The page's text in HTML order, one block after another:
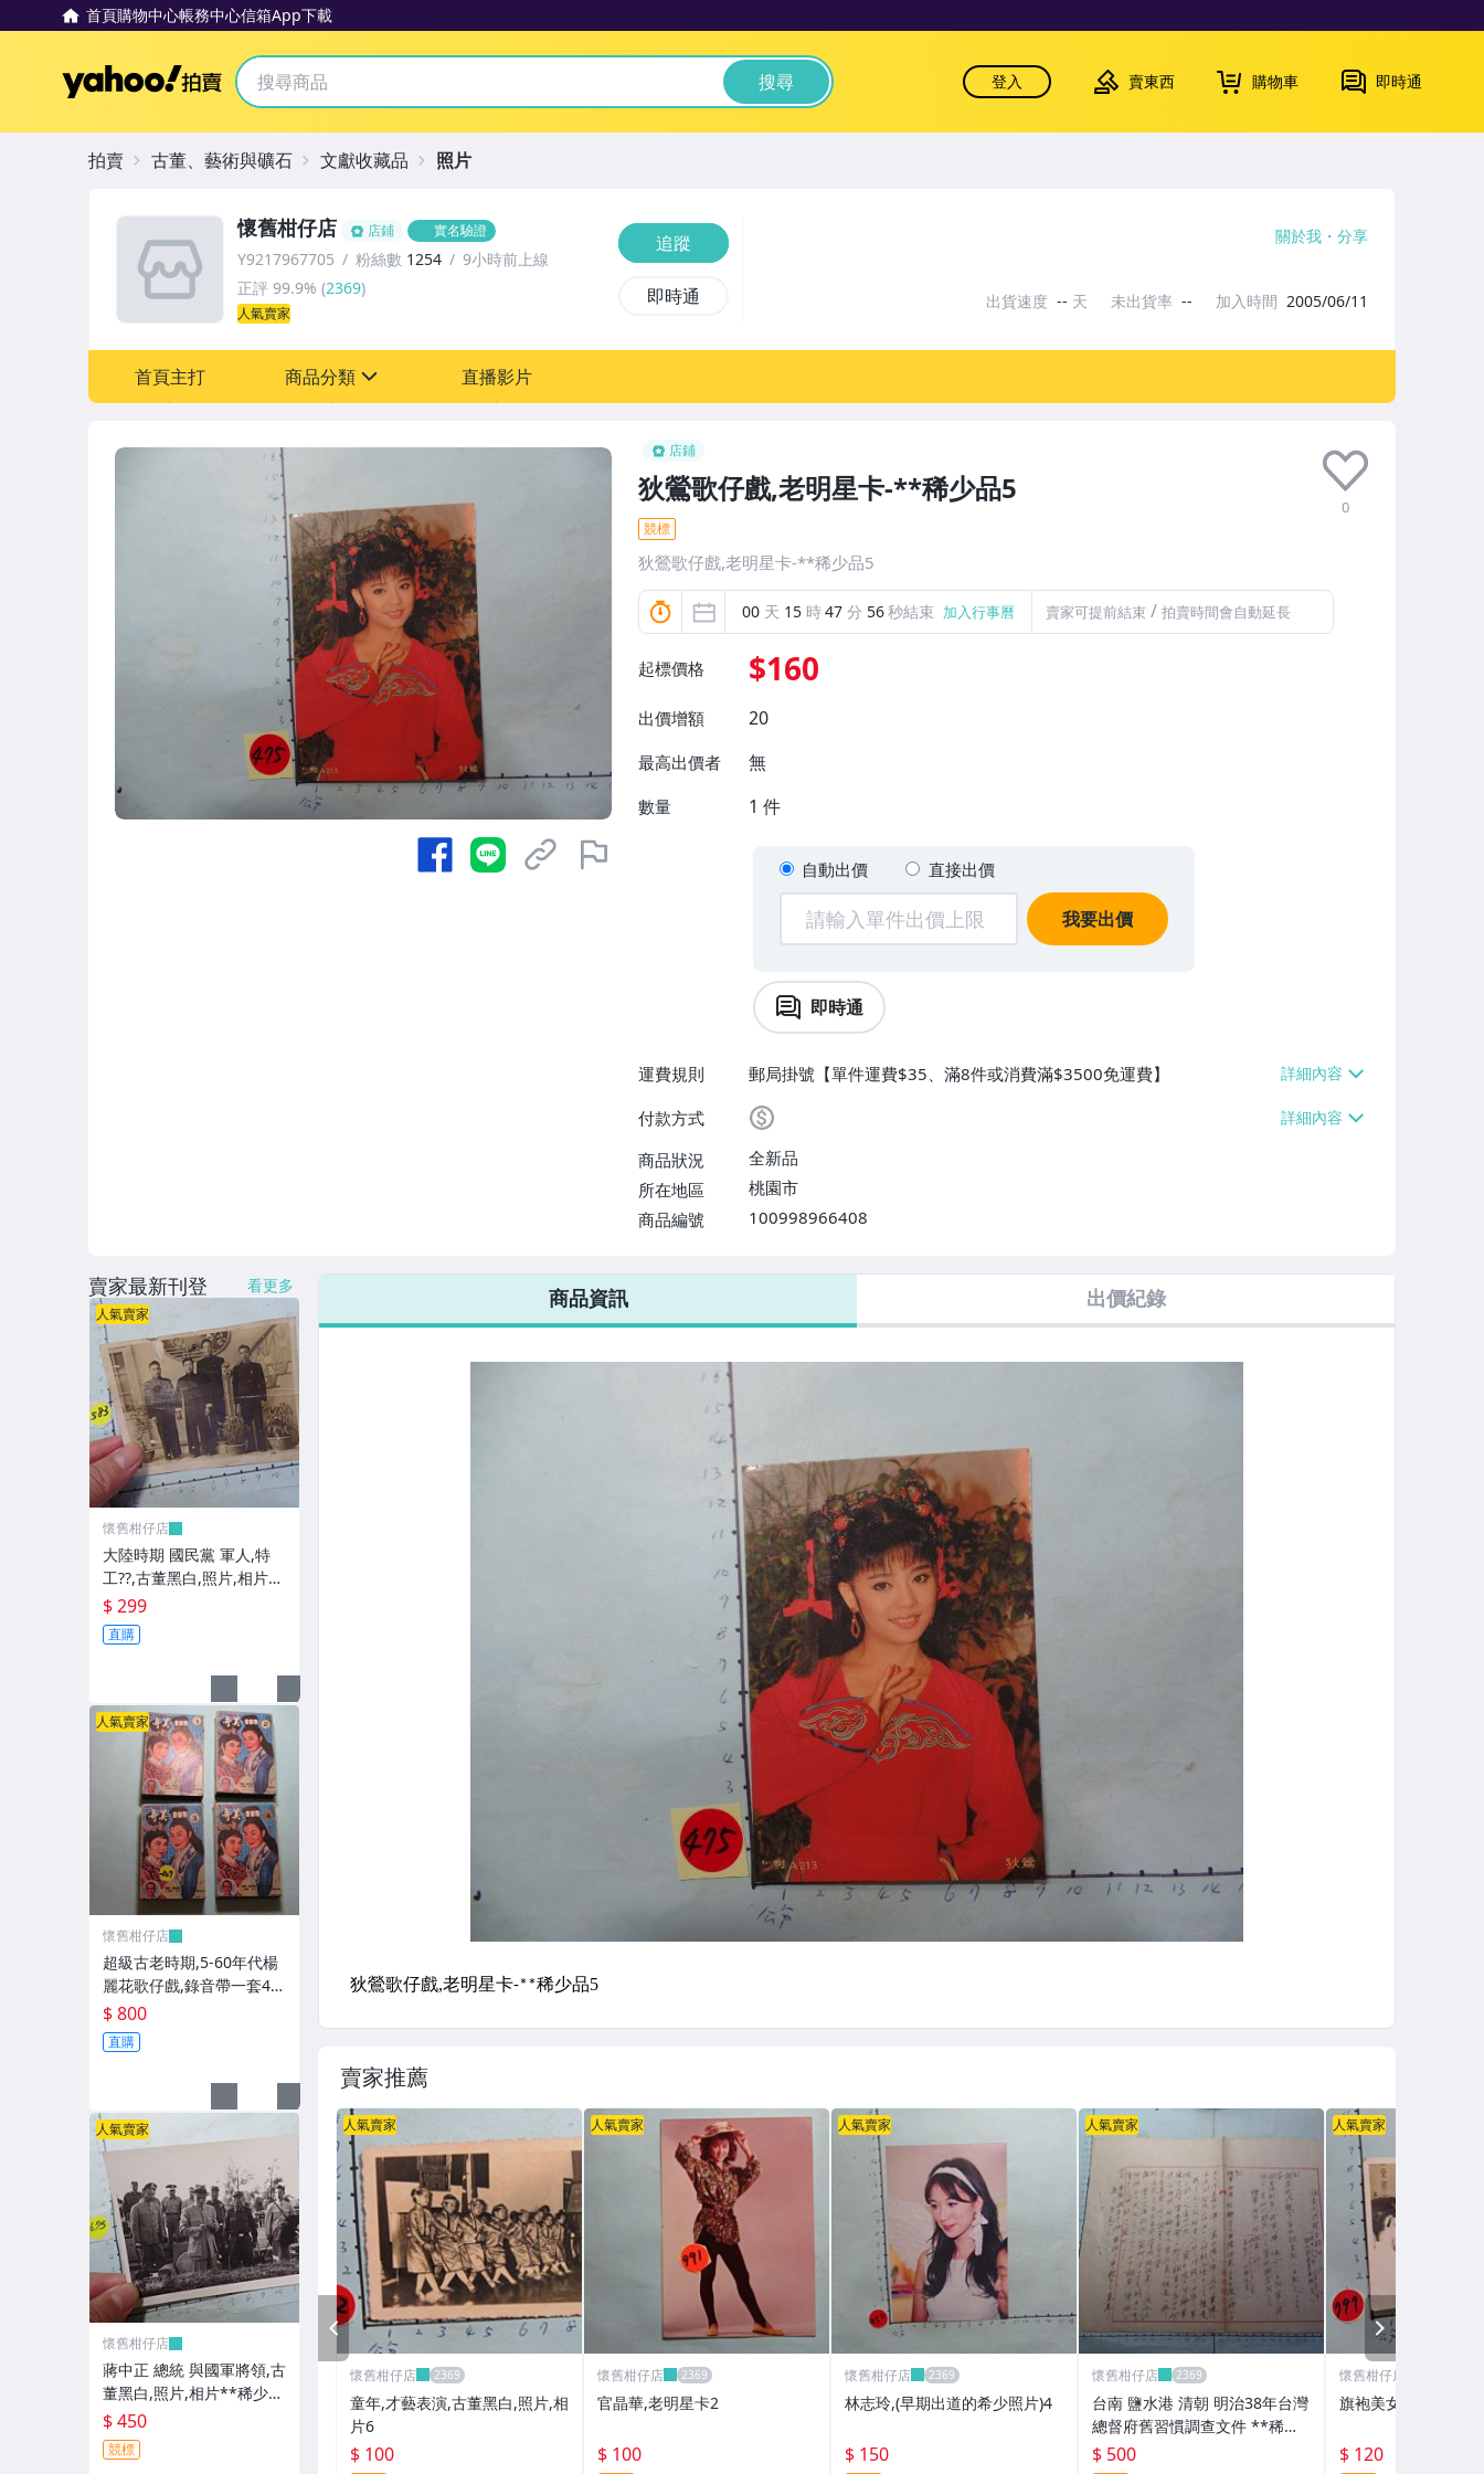
首頁購物中心帳務中心信箱App下載
Yahoo拍賣 搜尋 登入 賣東西 購物車 即時通
店鋪
狄鶯歌仔戲,老明星卡-**稀少品5
0
競標
狄鶯歌仔戲,老明星卡-**稀少品5
00 天 15 時47 分 55秒結束 加入行事曆 賣家可提前結束 / 拍賣時間會自動延長
起標價格 $160
出價增額 20
最高出價者 無
數量 1 件
自動出價 直接出價
我要出價
即時通
運費規則
郵局掛號【單件運費$35、滿8件或消費滿$3500免運費】
付款方式
商品狀況
全新品
所在地區
桃園市
商品編號
100998966408
懷舊柑仔店 店鋪 實名驗證
Y9217967705 粉絲數 1254
9小時前上線
正評 99.9% (2369)
人氣賣家
追蹤
即時通
關於我 分享
出貨速度 -- 天 未出貨率 -- 加入時間 2005/06/11
首頁主打 商品分類 直播影片
拍賣 古董、藝術與礦石 文獻收藏品 照片
商品資訊 出價紀錄
賣家推薦
人氣賣家
懷舊柑仔店
童年,才藝表演,古董黑白,照片,相
片6
$ 100
人氣賣家
懷舊柑仔店
官晶華,老明星卡2
$ 100
人氣賣家
懷舊柑仔店
林志玲,(早期出道的希少照片)4
$ 150
人氣賣家
懷舊柑仔店
台南 鹽水港 清朝 明治38年台灣
總督府舊習慣調查文件 **稀少
品
$ 500
人氣賣家
懷舊柑仔店
旗袍美女,古董黑白,
$ 120
PREV
賣家最新刊登 看更多
人氣賣家
懷舊柑仔店
大陸時期 國民黨 軍人,特
工??,古董黑白,照片,相片
(老兵民國38年從大陸帶來
台灣的) **稀少品6
$ 299
直購
人氣賣家
懷舊柑仔店
超級古老時期,5-60年代楊
麗花歌仔戲,錄音帶一套4卷
**稀少品
$ 800
直購
人氣賣家
懷舊柑仔店
蔣中正 總統 與國軍將領,古
董黑白,照片,相片**稀少
品-2
$ 450
競標